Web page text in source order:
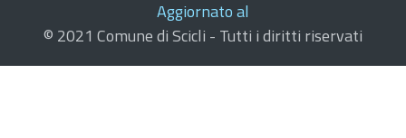
Aggiornato al
© 2021 Comune di Scicli - Tutti i diritti riservati